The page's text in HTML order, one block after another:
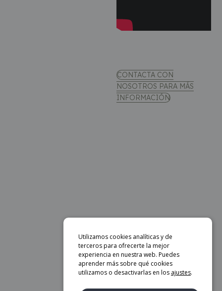
CONTACTA CON
NOSOTROS PARA MÁS
INFORMACIÓN
Utilizamos cookies analíticas y de
terceros para ofrecerte la mejor
experiencia en nuestra web. Puedes
aprender más sobre qué cookies
utilizamos o desactivarlas en los ajustes.